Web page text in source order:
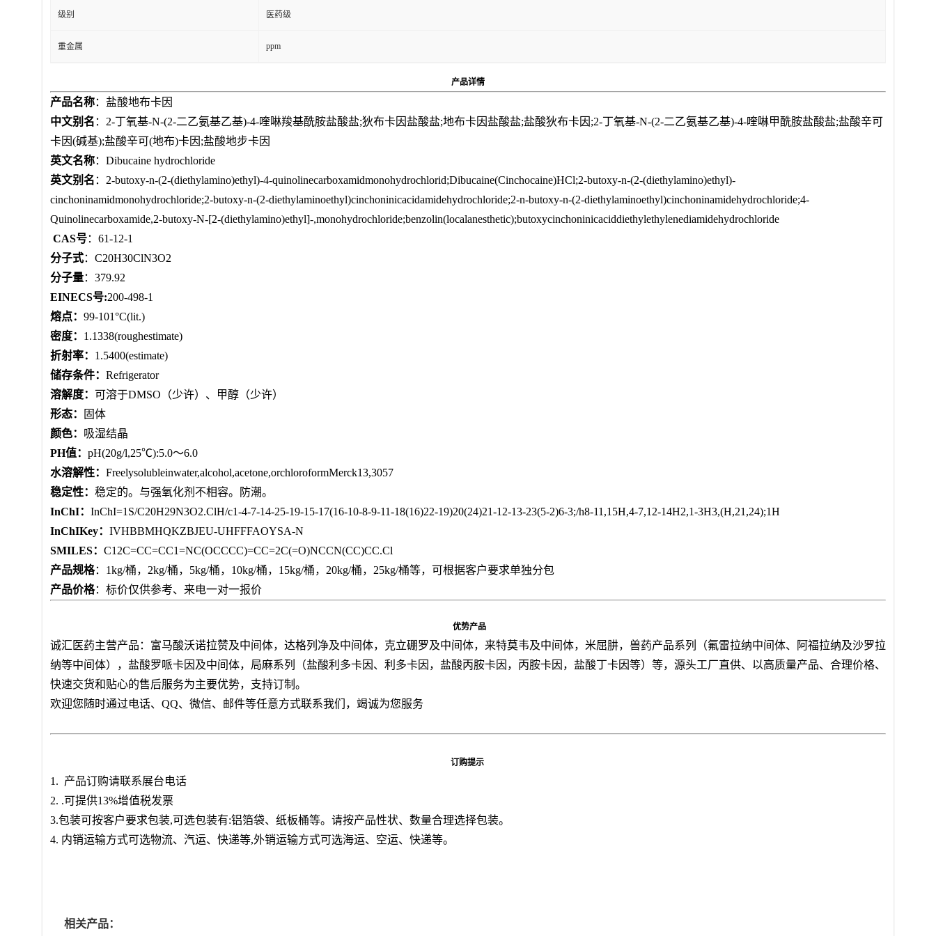
级别 医药级
重金属 ppm
产品详情
产品名称：盐酸地布卡因
中文别名 ：2-丁氧基-N-(2-二乙氨基乙基)-4-喹啉羧基酰胺盐酸盐;狄布卡因盐酸盐;地布卡因盐酸盐;盐酸狄布卡因;2-丁氧基-N-(2-二乙氨基乙基)-4-喹啉甲酰胺盐酸盐;盐酸辛可
卡因(碱基);盐酸辛可(地布)卡因;盐酸地步卡因
英文名称：Dibucaine hydrochloride
英文别名 ：2-butoxy-n-(2-(diethylamino)ethyl)-4-quinolinecarboxamidmonohydrochlorid;Dibucaine(Cinchocaine)HCl;2-butoxy-n-(2-(diethylamino)ethyl)-
cinchoninamidmonohydrochloride;2-butoxy-n-(2-diethylaminoethyl)cinchoninicacidamidehydrochloride;2-n-butoxy-n-(2-diethylaminoethyl)cinchoninamidehydrochloride;4-
Quinolinecarboxamide,2-butoxy-N-[2-(diethylamino)ethyl]-,monohydrochloride;benzolin(localanesthetic);butoxycinchoninicaciddiethylethylenediamidehydrochloride
CAS号：61-12-1
分子式：C20H30ClN3O2
分子量：379.92
EINECS号:200-498-1
熔点： 99-101°C(lit.)
密度： 1.1338(roughestimate)
折射率： 1.5400(estimate)
储存条件： Refrigerator
溶解度： 可溶于DMSO（少许）、甲醇（少许）
形态：
固体
颜色： 吸湿结晶
PH值： pH(20g/l,25℃):5.0～6.0
水溶解性： Freelysolubleinwater,alcohol,acetone,orchloroformMerck13,3057
稳定性： 稳定的。与强氧化剂不相容。防潮。
InChI： InChI=1S/C20H29N3O2.ClH/c1-4-7-14-25-19-15-17(16-10-8-9-11-18(16)22-19)20(24)21-12-13-23(5-2)6-3;/h8-11,15H,4-7,12-14H2,1-3H3,(H,21,24);1H
InChIKey： IVHBBMHQKZBJEU-UHFFFAOYSA-N
SMILES： C12C=CC=CC1=NC(OCCCC)=CC=2C(=O)NCCN(CC)CC.Cl
产品规格：1kg/桶，2kg/桶，5kg/桶，10kg/桶，15kg/桶，20kg/桶，25kg/桶等，可根据客户要求单独分包
产品价格：标价仅供参考、来电一对一报价
优势产品
诚汇医药主营产品：富马酸沃诺拉赞及中间体，达格列净及中间体，克立硼罗及中间体，来特莫韦及中间体，米屈肼，兽药产品系列（氟雷拉纳中间体、阿福拉纳及沙罗拉
纳等中间体），盐酸罗哌卡因及中间体，局麻系列（盐酸利多卡因、利多卡因，盐酸丙胺卡因，丙胺卡因，盐酸丁卡因等）等，源头工厂直供、以高质量产品、合理价格、
快速交货和贴心的售后服务为主要优势，支持订制。
欢迎您随时通过电话、QQ、微信、邮件等任意方式联系我们，竭诚为您服务
订购提示
1. 产品订购请联系展台电话
2. .可提供13%增值税发票
3.包装可按客户要求包装,可选包装有:铝箔袋、纸板桶等。请按产品性状、数量合理选择包装。
4. 内销运输方式可选物流、汽运、快递等,外销运输方式可选海运、空运、快递等。
相关产品：